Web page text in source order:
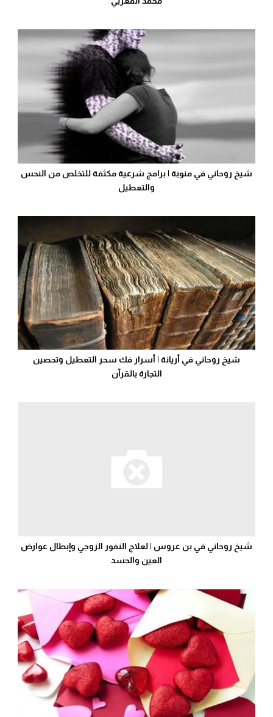
شيخ روحاني في منوبة | برامج شرعية مكثفة للتخلص من النحس
والتعطيل
شيخ روحاني في أريانة | أسرار فك سحر التعطيل وتحصين
التجارة بالقرآن
شيخ روحاني في بن عروس | لعلاج النفور الزوجي وإبطال عوارض
العين والحسد